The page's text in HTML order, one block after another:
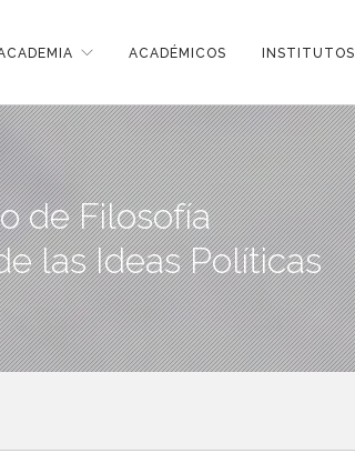
ACADÉMICOS INSTITUTOS
de Filosofía
las Ideas Políticas